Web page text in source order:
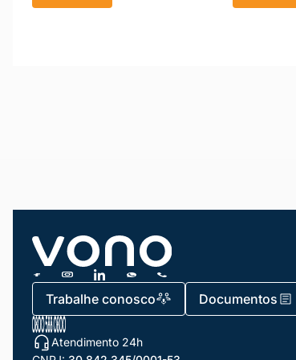
Trabalhe conosco Documentos
Atendimento 24h